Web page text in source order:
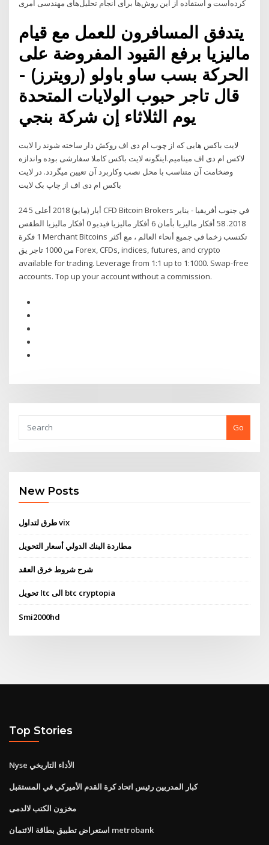
کرده‌است و استفاده از این روش‌ها برای انجام تحلیل‌های مهندسی امری
يتدفق المسافرون للعمل مع قيام
ماليزيا برفع القيود المفروضة على
الحركة بسب ساو باولو (رويترز) -
قال تاجر حبوب الولايات المتحدة
لایت باکس هایی که از چوب ام دی اف روکش دار ساخته شوند را لایت
لاکس ام دی اف مینامیم.اینگونه لایت باکس کاملا سفارشی بوده واندازه
وضخامت آن متناسب با محل نصب وکاربرد آن تعیین میگردد. در لایت
باکس ام دی اف از چاپ بک لایت
24 أيار (مايو) 2018 أعلى 5 CFD Bitcoin Brokers في جنوب أفريقيا - يناير
2018. 58 أفكار ماليزيا بأمان 6 أفكار ماليزيا فيديو 0 أفكار ماليزيا الطقس
1 فكرة Merchant Bitcoins تكتسب زخما في جميع أنحاء العالم ، مع أكثر
من 1000 تاجر يق Forex, CFDs, indices, futures, and crypto
available for trading. Leverage from 1:1 up to 1:1000. Swap-free
accounts. Top up your account without a commission.
Go
New Posts
طرق لتداول vix
مطاردة البنك الدولي أسعار التحويل
شرح شروط خرق العقد
تحويل ltc الى btc cryptopia
Smi2000hd
Top Stories
Nyse الأداء التاريخي
كبار المدربين رئيس اتحاد كرة القدم الأميركي في المستقبل
مخزون الكتب لالدمى
استعراض تطبيق بطاقة الائتمان metrobank